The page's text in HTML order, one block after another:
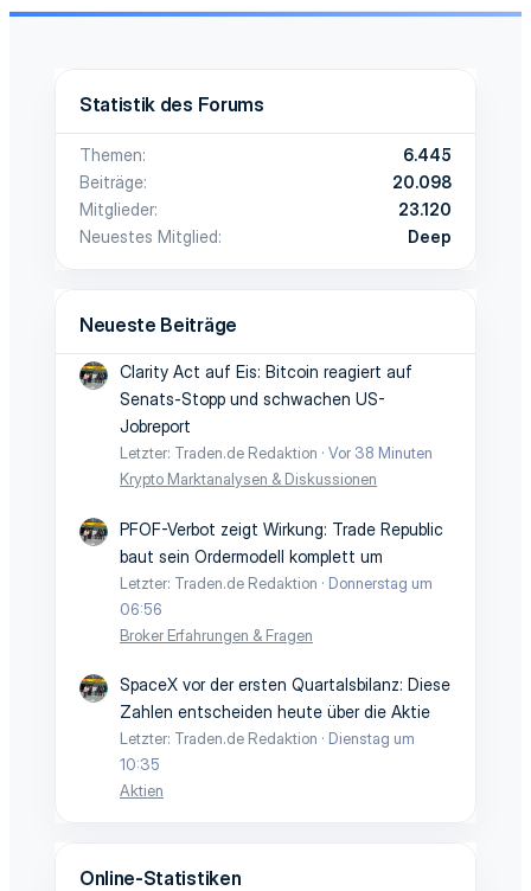
Statistik des Forums
Themen
6.445
Beiträge
20.098
Mitglieder
23.120
Neuestes Mitglied
Deep
Neueste Beiträge
Clarity Act auf Eis: Bitcoin reagiert auf
Senats-Stopp und schwachen US-
Jobreport
Letzter: Traden.de Redaktion
Vor 38 Minuten
Krypto Marktanalysen & Diskussionen
PFOF-Verbot zeigt Wirkung: Trade Republic
baut sein Ordermodell komplett um
Letzter: Traden.de Redaktion
Donnerstag um
06:56
Broker Erfahrungen & Fragen
SpaceX vor der ersten Quartalsbilanz: Diese
Zahlen entscheiden heute über die Aktie
Letzter: Traden.de Redaktion
Dienstag um
10:35
Aktien
Online-Statistiken